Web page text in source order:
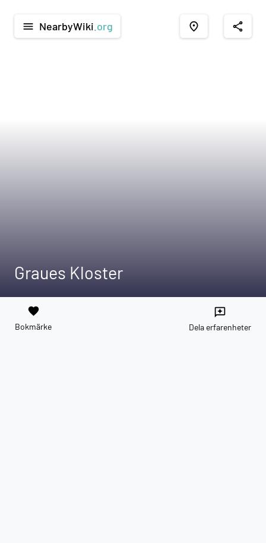
menu NearbyWiki .org place share
Graues Kloster
favorite
Bokmärke
reviews
Dela erfarenheter